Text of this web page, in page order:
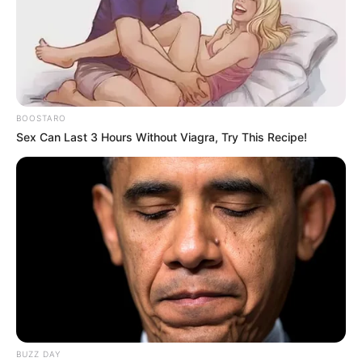
acción de la justicia. ¡Mantente conectado para
recibir minuto a minuto la actualización en vivo
de esta bomba noticiosa en pleno desarrollo
legal!
BOOSTARO
Sex Can Last 3 Hours Without Viagra, Try This Recipe!
BUZZ DAY